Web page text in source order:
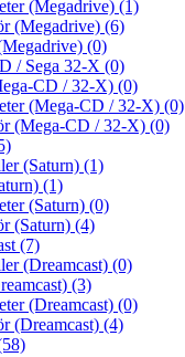
(Megadrive) (1)
(Megadrive) (6)
(0)
/ Sega 32-X (0)
CD / 32-X) (0)
(Mega-CD / 32-X) (0)
(Mega-CD / 32-X) (0)
(Saturn) (1)
(1)
(Saturn) (0)
(Saturn) (4)
(7)
(Dreamcast) (0)
(3)
(Dreamcast) (0)
(Dreamcast) (4)